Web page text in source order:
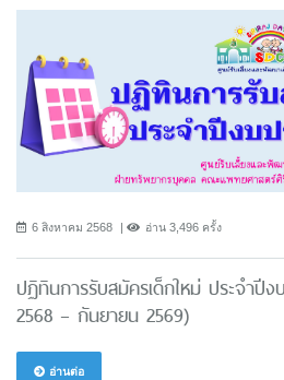
6 สิงหาคม 2568 อ่าน 3,496 ครั้ง
ปฏิทินการรับสมัครเด็กใหม่ ประจำปี
2568 – กันยายน 2569)
อ่านต่อ